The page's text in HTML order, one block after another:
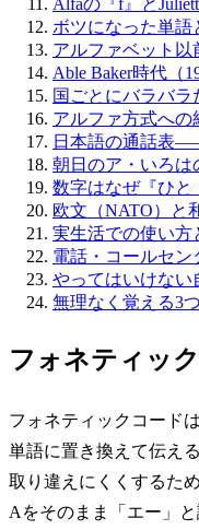
ボツになった単語
アルファベット
Able Baker時代（
国ごとにバラバラ
アルファ方式への
日本語の通話表
朝日のア・いろ
数字はなぜ『ひと
欧文（NATO）と
実生活での使い方
電話・コールセン
やってはいけない
無理なく覚える3
フォネティッ
フォネティックコード
単語に置き換えて伝え
取り違えにくくするた
Aをそのまま「エー」